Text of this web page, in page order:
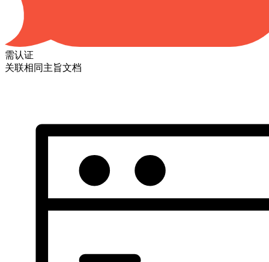
需认证
关联相同主旨文档